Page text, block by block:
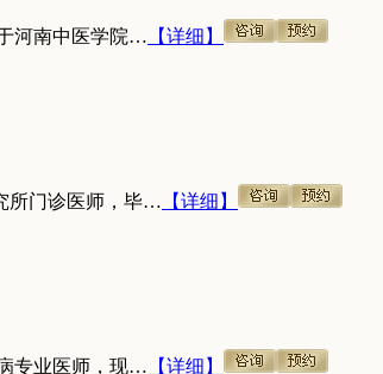
河南中医学院… 【详细】
所门诊医师，毕… 【详细】
专业医师，现… 【详细】